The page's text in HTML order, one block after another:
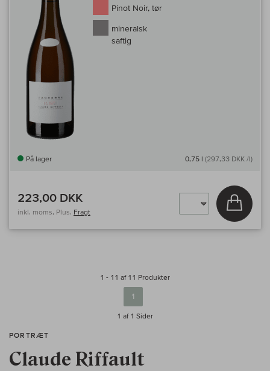
Pinot Noir, tør
mineralsk
saftig
På lager 0,75 l (297,33 DKK /l)
223,00 DKK
inkl. moms, Plus. Fragt
Læg i
1 - 11 af 11 Produkter
1
1 af 1 Sider
PORTRÆT
Claude Riffault